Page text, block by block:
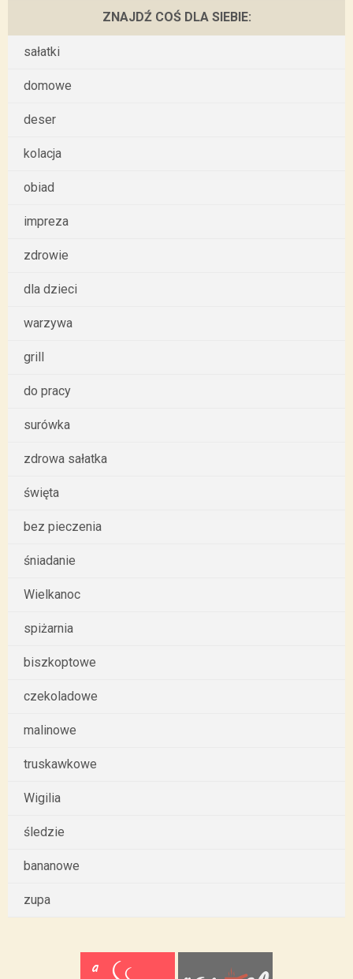
ZNAJDŹ COŚ DLA SIEBIE:
sałatki
domowe
deser
kolacja
obiad
impreza
zdrowie
dla dzieci
warzywa
grill
do pracy
surówka
zdrowa sałatka
święta
bez pieczenia
śniadanie
Wielkanoc
spiżarnia
biszkoptowe
czekoladowe
malinowe
truskawkowe
Wigilia
śledzie
bananowe
zupa